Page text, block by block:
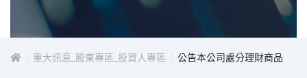
份
有
人
重大訊息_股東專區_投資人專區 公告本公司處分理財商品